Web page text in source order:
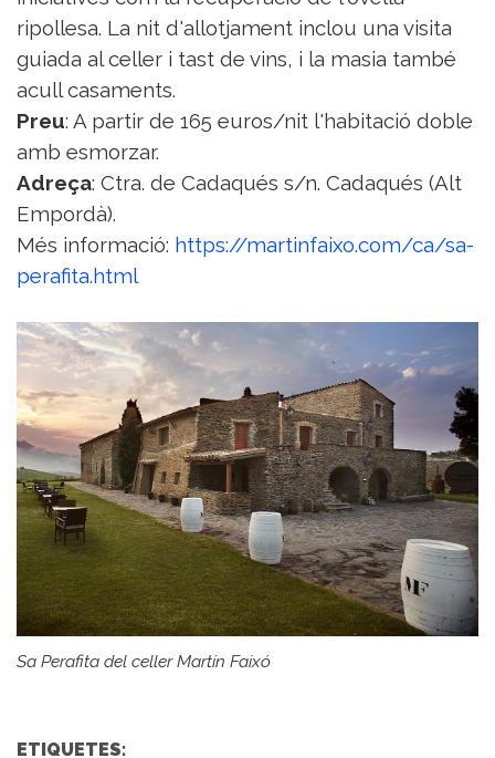
ripollesa. La nit d'allotjament inclou una visita
guiada al celler i tast de vins, i la masia també
acull casaments.
Preu: A partir de 165 euros/nit l'habitació doble
amb esmorzar.
Adreça: Ctra. de Cadaqués s/n. Cadaqués (Alt
Empordà).
Més informació: https://martinfaixo.com/ca/sa-
perafita.html
Sa Perafita del celler Martín Faixó
ETIQUETES: